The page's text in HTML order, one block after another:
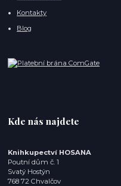
Kontakty
Blog
Kde nás najdete
Knihkupectví HOSANA
Poutní dům č. 1
Svatý Hostýn
768 72 Chvalčov